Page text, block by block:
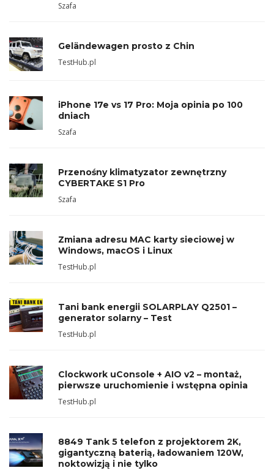
Szafa
Geländewagen prosto z Chin
TestHub.pl
iPhone 17e vs 17 Pro: Moja opinia po 100
dniach
Szafa
Przenośny klimatyzator zewnętrzny
CYBERTAKE S1 Pro
Szafa
Zmiana adresu MAC karty sieciowej w
Windows, macOS i Linux
TestHub.pl
Tani bank energii SOLARPLAY Q2501 –
generator solarny – Test
TestHub.pl
Clockwork uConsole + AIO v2 – montaż,
pierwsze uruchomienie i wstępna opinia
TestHub.pl
8849 Tank 5 telefon z projektorem 2K,
gigantyczną baterią, ładowaniem 120W,
noktowizją i nie tylko